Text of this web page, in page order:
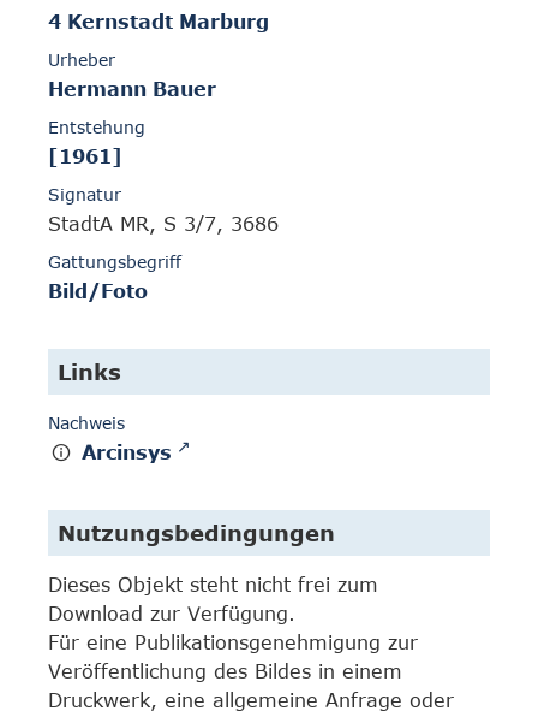
4 Kernstadt Marburg
Urheber
Hermann Bauer
Entstehung
[1961]
Signatur
StadtA MR, S 3/7, 3686
Gattungsbegriff
Bild/Foto
Links
Nachweis
Arcinsys
Nutzungsbedingungen
Dieses Objekt steht nicht frei zum
Download zur Verfügung.
Für eine Publikationsgenehmigung zur
Veröffentlichung des Bildes in einem
Druckwerk, eine allgemeine Anfrage oder